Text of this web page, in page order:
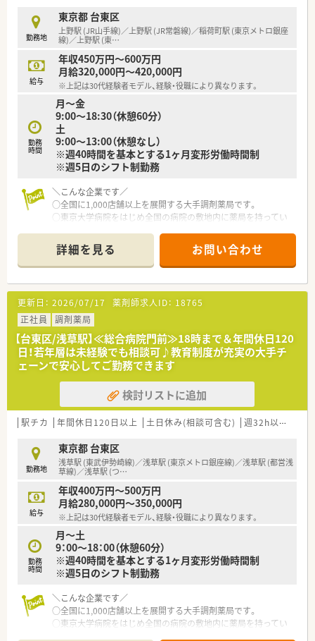
■健康サポート薬局の届出数も全国1位を誇り、地域医療への貢
献と「かかりつけ薬局・薬剤師」の実現を目指すビジョンを持って
います。
■医療機関の開業支援まで行うことで医薬連携を積極的に図っ
ており、医療機関との良好な関係性を構築しています。
【想定される業務内容】
■オンライン服薬指導に特化し、自社開発のヘルスケアアプリ
『タヨリス』を通じてビデオ通話で服薬指導に対応することが中
心業務です。
■オンライン服薬指導に付随する保険調剤や監査、在庫管理など
も重要な業務として担当していただきます。
■医薬品は郵送で配送するため、対面での接客とは異なる新しい
勤務地
東京都 台東区
上野駅 (JR山手線)／上野駅 (JR常磐線)／稲荷町駅 (東京メトロ銀座
線)／上野駅 (東…
給与
年収450万円～600万円
月給320,000円～420,000円
※上記は30代経験者モデル、経験・役職により異なります。
勤務
時間
月～金
9:00～18:30（休憩60分）
土
9:00～13:00（休憩なし）
※週40時間を基本とする1ヶ月変形労働時間制
※週5日のシフト制勤務
＼こんな企業です／
○全国に1,000店舗以上を展開する大手調剤薬局です。
○東京大学病院をはじめ全国の病院の敷地内に薬局を持ってい
病診薬連携を強化することで、地域にお住いの患者様に高度な医
療の提供を実現しています。
○全店「同一の機械・システム」を採用しており、且つ処方箋の応
需内容が多岐にわたる（敷地内・病院門前・医療モール・CL門前）
ので、スキルUPしたい方にはお勧めもです。
○長期就業＆自己研讃を続ける事で給与があがる仕組みになっ
ており、将来的に高年収も狙う事が出来ます。
○インターネットを使って処方薬の飲み方を遠隔指導する「オン
ライン服薬指導」、今後も病院の「敷地内薬局」の推進、女性客の
取り込みを狙う店舗でデザインの一新。
M&Aによる店舗拡大と業界のリーディングカンパニーとして成
長を続けています。
○どの店舗も、最新システムが整っています！
＼福利厚生／
年間休日120日以上、「連続休暇制度（年に1回、最大9連休を取得
できる制度）」等
プライベートも充実出来る様にワークライフバランスを後押し
してくれる制度が充実しています。
〇社員割引制度、財形貯蓄制度、スポーツジム優待等が受けられ
る他、提携の保養施設は全国に40ヵ所あります。
〇産休・育休・時短勤務者2,097人以上等、どれも業界トップクラ
スの実績!
産休、育休取得はもちろんのこと、育児短時間勤務制度を実施
育児休業より復帰後、1日最大2時間短縮して勤務できる制度で
す。
可能♪
詳細を見る お問い合わせ
更新日： 2026/07/17 薬剤師求人ID： 18765
正社員
調剤薬局
【台東区/浅草駅】≪総合病院門前≫18時まで＆年間休日120
日！若年層は未経験でも相談可♪教育制度が充実の大手チ
ェーンで安心してご勤務できます
検討リストに追加
駅チカ 年間休日120日以上 土日休み(相談可含む) 週32h以上
勤務地
東京都 台東区
浅草駅 (東武伊勢崎線)／浅草駅 (東京メトロ銀座線)／浅草駅 (都営浅
草線)／浅草駅 (つ…
給与
年収400万円～500万円
月給280,000円～350,000円
※上記は30代経験者モデル、経験・役職により異なります。
勤務
時間
月～土
9：00～18：00（休憩60分）
※週40時間を基本とする1ヶ月変形労働時間制
※週5日のシフト制勤務
＼こんな企業です／
○全国に1,000店舗以上を展開する大手調剤薬局です。
○東京大学病院をはじめ全国の病院の敷地内に薬局を持ってい